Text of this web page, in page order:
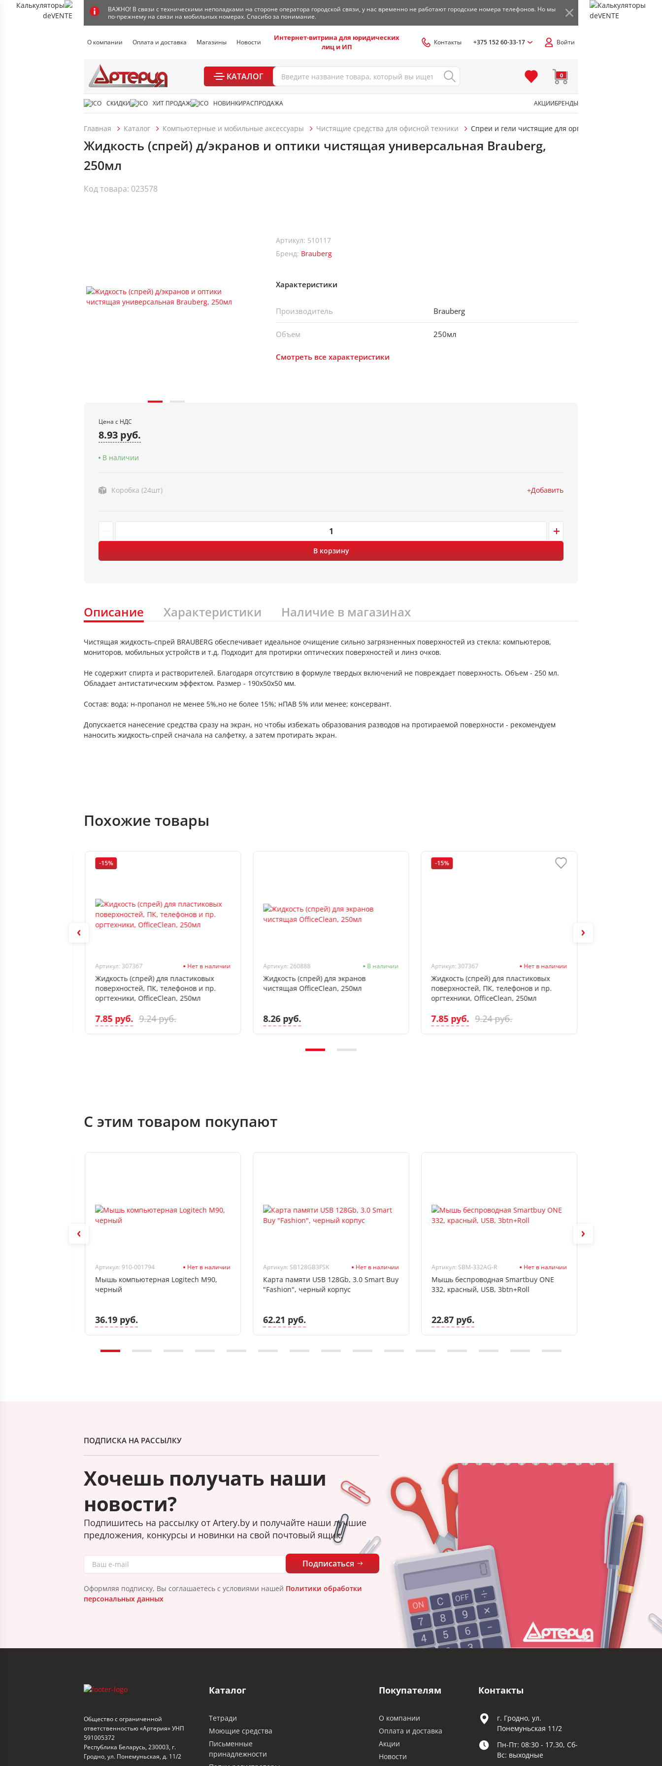
ВАЖНО! В связи с техническими неполадками на стороне оператора городской связи, у нас временно не работают городские номера телефонов. Но мы
по-прежнему на связи на мобильных номерах. Спасибо за понимание.
О компании Оплата и доставка Магазины Новости
Интернет-витрина для юридических
лиц и ИП
Контакты +375 152 60-33-17 Войти
КАТАЛОГ 0
СКИДКИ ХИТ ПРОДАЖ НОВИНКИРАСПРОДАЖА АКЦИИБРЕНДЫ
Главная Каталог Компьютерные и мобильные аксессуары Чистящие средства для офисной техники Спреи и гели чистящие для оргтехники
Жидкость (спрей) д/экранов и оптики чистящая универсальная Brauberg,
250мл
Код товара: 023578
Артикул: 510117
Бренд: Brauberg
Характеристики
Производитель Brauberg
Объем 250мл
Смотреть все характеристики
Цена с НДС
8.93 руб.
В наличии
Коробка (24шт) Добавить
В корзину
Описание Характеристики Наличие в магазинах
Чистящая жидкость-спрей BRAUBERG обеспечивает идеальное очищение сильно загрязненных поверхностей из стекла: компьютеров,
мониторов, мобильных устройств и т.д. Подходит для протирки оптических поверхностей и линз очков.
Не содержит спирта и растворителей. Благодаря отсутствию в формуле твердых включений не повреждает поверхность. Объем - 250 мл.
Обладает антистатическим эффектом. Размер - 190х50х50 мм.
Состав: вода; н-пропанол не менее 5%,но не более 15%; нПАВ 5% или менее; консервант.
Допускается нанесение средства сразу на экран, но чтобы избежать образования разводов на протираемой поверхности - рекомендуем
наносить жидкость-спрей сначала на салфетку, а затем протирать экран.
Похожие товары
-15%
Артикул: 307367 Нет в наличии
Жидкость (спрей) для пластиковых
поверхностей, ПК, телефонов и пр.
оргтехники, OfficeClean, 250мл
7.85 руб. 9.24 руб.
Артикул: 260888 В наличии
Жидкость (спрей) для экранов
чистящая OfficeClean, 250мл
8.26 руб.
-15%
Артикул: 307367 Нет в наличии
Жидкость (спрей) для пластиковых
поверхностей, ПК, телефонов и пр.
оргтехники, OfficeClean, 250мл
7.85 руб. 9.24 руб.
С этим товаром покупают
Артикул: 910-001794 Нет в наличии
Мышь компьютерная Logitech M90,
черный
36.19 руб.
Артикул: SB128GB3FSK Нет в наличии
Карта памяти USB 128Gb, 3.0 Smart Buy
"Fashion", черный корпус
62.21 руб.
Артикул: SBM-332AG-R Нет в наличии
Мышь беспроводная Smartbuy ONE
332, красный, USB, 3btn+Roll
22.87 руб.
ПОДПИСКА НА РАССЫЛКУ
Хочешь получать наши
новости?
Подпишитесь на рассылку от Artery.by и получайте наши лучшие
предложения, конкурсы и новинки на свой почтовый ящик.
Подписаться
Оформляя подписку, Вы соглашаетесь с условиями нашей Политики обработки
персональных данных
Общество с ограниченной
ответственностью «Артерия» УНП
591005372
Республика Беларусь, 230003, г.
Гродно, ул. Понемуньская, д. 11/2
Каталог
Тетради
Моющие средства
Письменные
принадлежности
Покупателям
О компании
Оплата и доставка
Акции
Новости
Контакты
г. Гродно, ул.
Понемуньская 11/2
Пн-Пт: 08:30 - 17.30, Сб-
Вс: выходные